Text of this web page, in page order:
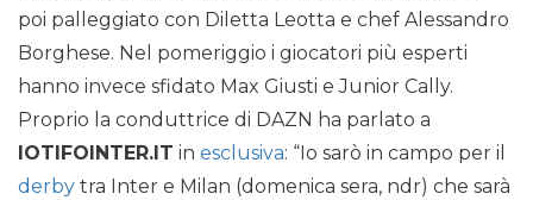
poi palleggiato con Diletta Leotta e chef Alessandro
Borghese. Nel pomeriggio i giocatori più esperti
hanno invece sfidato Max Giusti e Junior Cally.
Proprio la conduttrice di DAZN ha parlato a
IOTIFOINTER.IT in esclusiva: “Io sarò in campo per il
derby tra Inter e Milan (domenica sera, ndr) che sarà